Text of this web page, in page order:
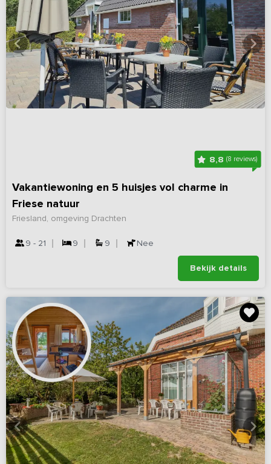
8,8(8 reviews)
Vakantiewoning en 5 huisjes vol charme in
Friese natuur
Friesland, omgeving Drachten
9 - 21 9 9 Nee
Bekijk details